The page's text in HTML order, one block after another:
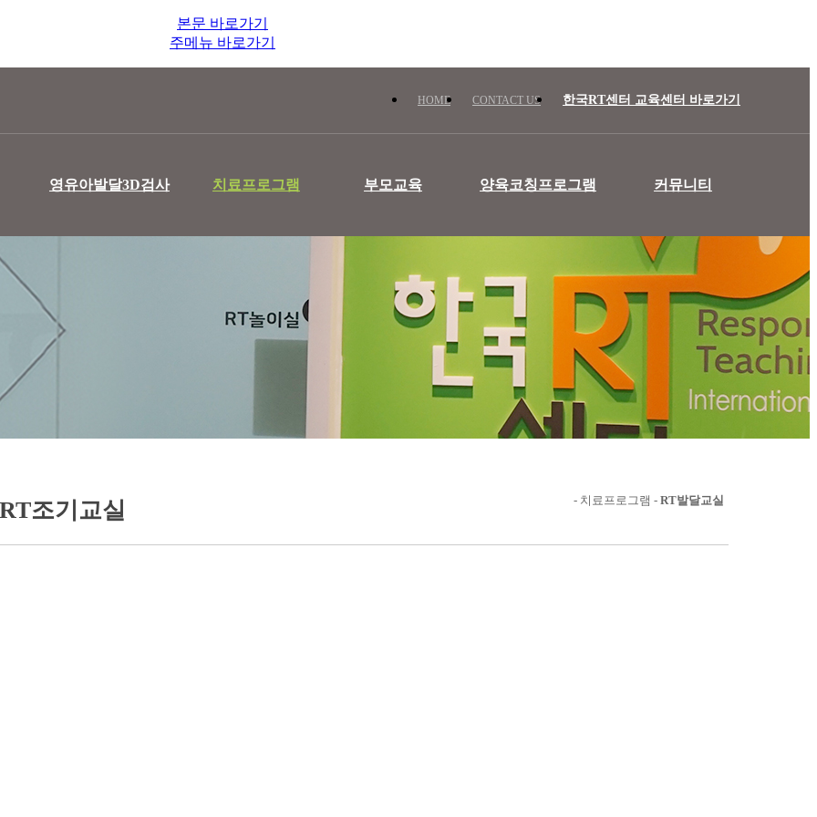
본문 바로가기
주메뉴 바로가기
HOME CONTACT US 한국RT센터 교육센터 바로가기
영유아발달3D검사 치료프로그램 부모교육 양육코칭프로그램 커뮤니티
RT조기교실 - 치료프로그램 - RT발달교실